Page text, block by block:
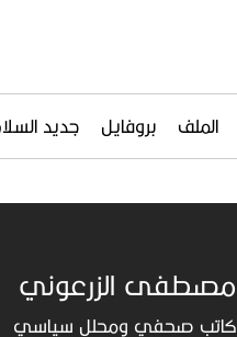
الملف بروفايل جديد
مصطفى الزرعوني​
كاتب صحفي ومحلل سياسي